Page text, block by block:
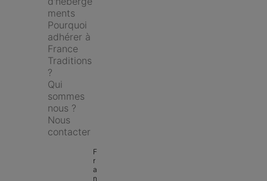
ments
Pourquoi
adhérer à
France
Traditions
?
Qui
sommes
nous ?
Nous
contacter
F
r
a
n